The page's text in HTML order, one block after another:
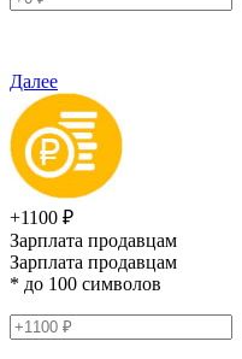
Далее
+1100 ₽
Зарплата продавцам
Зарплата продавцам
* до 100 символов